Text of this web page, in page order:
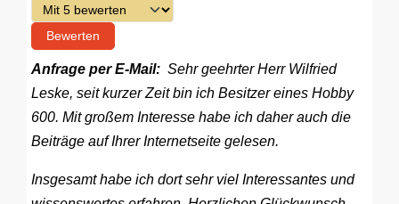
Bitte bewerten
Anfrage per E-Mail: Sehr geehrter Herr Wilfried
Leske, seit kurzer Zeit bin ich Besitzer eines Hobby
600. Mit großem Interesse habe ich daher auch die
Beiträge auf Ihrer Internetseite gelesen.
Insgesamt habe ich dort sehr viel Interessantes und